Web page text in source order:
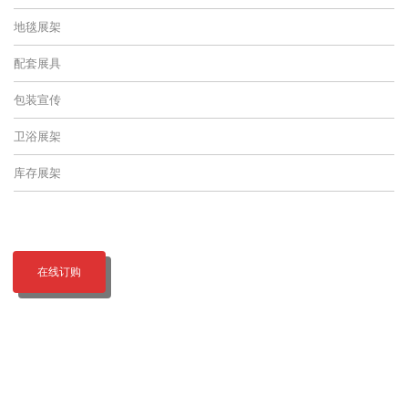
地毯展架
配套展具
包装宣传
卫浴展架
库存展架
在线订购